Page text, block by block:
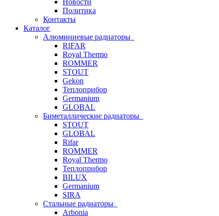
Новости
Политика
Контакты
Каталог
Алюминиевые радиаторы
RIFAR
Royal Thermo
ROMMER
STOUT
Gekon
Теплоприбор
Germanium
GLOBAL
Биметаллические радиаторы
STOUT
GLOBAL
Rifar
ROMMER
Royal Thermo
Теплоприбор
BILUX
Germanium
SIRA
Стальные радиаторы
Arbonia